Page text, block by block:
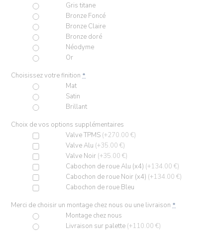
Gris titane
Bronze Foncé
Bronze Claire
Bronze doré
Néodyme
Or
Choisissez votre finition *
Mat
Satin
Brillant
Choix de vos options supplémentaires
Valve TPMS (+270.00 €)
Valve Alu (+35.00 €)
Valve Noir (+35.00 €)
Cabochon de roue Alu (x4) (+134.00 €)
Cabochon de roue Noir (x4) (+134.00 €)
Cabochon de roue Bleu
Merci de choisir un montage chez nous ou une livraison *
Montage chez nous
Livraison sur palette (+110.00 €)